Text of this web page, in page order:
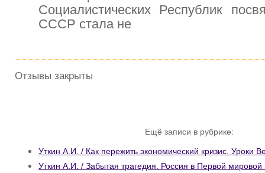
Социалистических Республик
СССР стала не
Отзывы закрыты
Ещё записи в рубрике:
Уткин А.И. / Как пережить экономический кризис. Уроки
Уткин А.И. / Забытая трагедия. Россия в Первой мировой